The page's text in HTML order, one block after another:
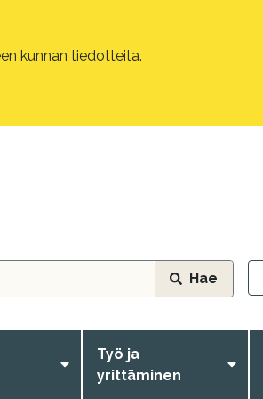
kunnan tiedotteita.
Hae
Työ ja
yrittäminen